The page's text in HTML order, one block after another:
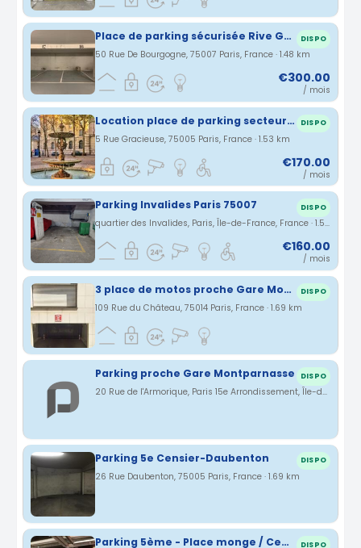
Place de parking sécurisée Rive Gauche 7ème arrondissement DISPO
50 Rue De Bourgogne, 75007 Paris, France · 1.48 km
€300.00
/ mois
Location place de parking secteur Place Monge DISPO
5 Rue Gracieuse, 75005 Paris, France · 1.53 km
€170.00
/ mois
Parking Invalides Paris 75007 DISPO
quartier des Invalides, Paris, Île-de-France, France · 1.55 km
€160.00
/ mois
3 place de motos proche Gare Montparnasse DISPO
109 Rue du Château, 75014 Paris, France · 1.69 km
Parking proche Gare Montparnasse DISPO
20 Rue de l'Armorique, Paris 15e Arrondissement, Île-de-France, France · 1.69 km
Parking 5e Censier-Daubenton DISPO
26 Rue Daubenton, 75005 Paris, France · 1.69 km
Parking 5ème - Place monge / Censier DISPO